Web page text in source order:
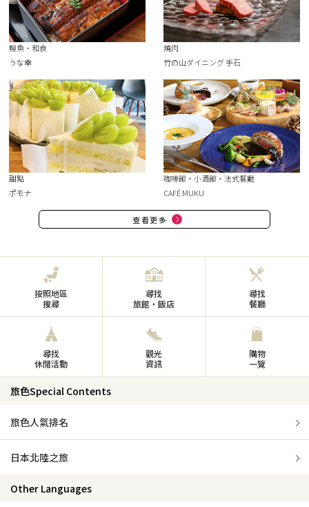
鰻魚・和食
うな幸
燒肉
竹の山ダイニング 手石
甜點
ポモナ
咖啡館・小酒館・法式餐廳
CAFÉ MUKU
查看更多
按照地區
搜尋
尋找
旅館・飯店
尋找
餐廳
尋找
休閒活動
觀光
資訊
購物
一覽
旅色Special Contents
旅色人氣排名
日本北陸之旅
Other Languages